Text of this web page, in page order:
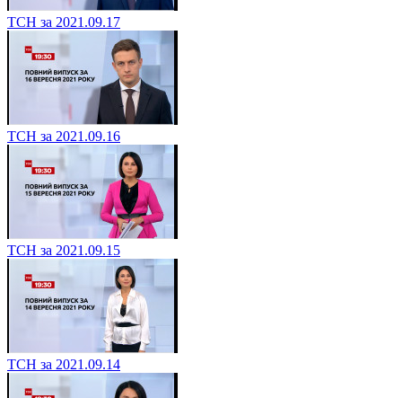
ТСН за 2021.09.17
ТСН за 2021.09.16
ТСН за 2021.09.15
ТСН за 2021.09.14